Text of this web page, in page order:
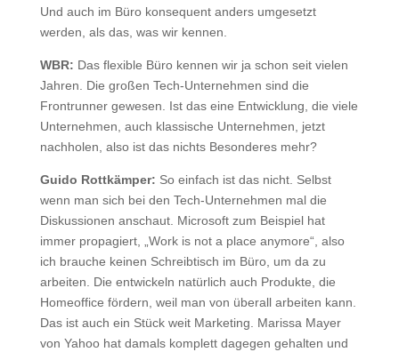
Und auch im Büro konsequent anders umgesetzt
werden, als das, was wir kennen.
WBR: Das flexible Büro kennen wir ja schon seit vielen
Jahren. Die großen Tech-Unternehmen sind die
Frontrunner gewesen. Ist das eine Entwicklung, die viele
Unternehmen, auch klassische Unternehmen, jetzt
nachholen, also ist das nichts Besonderes mehr?
Guido Rottkämper: So einfach ist das nicht. Selbst
wenn man sich bei den Tech-Unternehmen mal die
Diskussionen anschaut. Microsoft zum Beispiel hat
immer propagiert, „Work is not a place anymore“, also
ich brauche keinen Schreibtisch im Büro, um da zu
arbeiten. Die entwickeln natürlich auch Produkte, die
Homeoffice fördern, weil man von überall arbeiten kann.
Das ist auch ein Stück weit Marketing. Marissa Mayer
von Yahoo hat damals komplett dagegen gehalten und